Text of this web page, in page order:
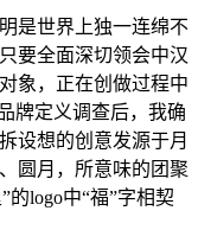
是世界上独一连绵不
要全面深切领会中汉
象，正在创做过程中
牌定义调查后，我确
设想的创意发源于月
圆月，所意味的团聚
logo中“福”字相契